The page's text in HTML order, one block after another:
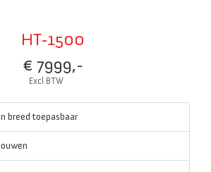
HT-1500
€ 7999,-
Excl BTW
breed toepasbaar